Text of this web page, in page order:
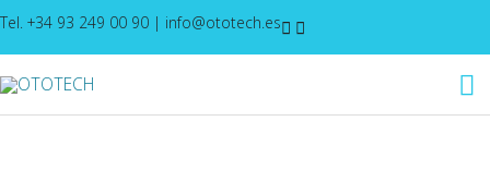
Ir
contenido
Tel. +34 93 249 00 90 | info@ototech.es